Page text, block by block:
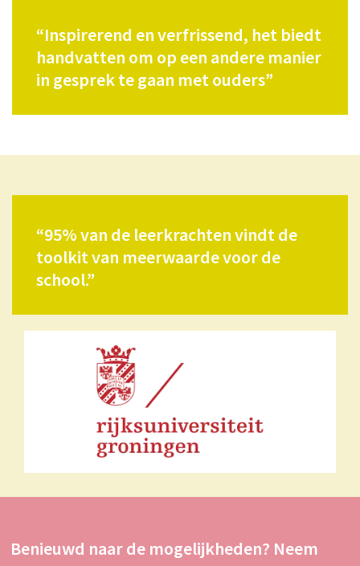
“Inspirerend en verfrissend, het biedt
handvatten om op een andere manier
in gesprek te gaan met ouders”
“95% van de leerkrachten vindt de
toolkit van meerwaarde voor de
school.”
Benieuwd naar de mogelijkheden? Neem